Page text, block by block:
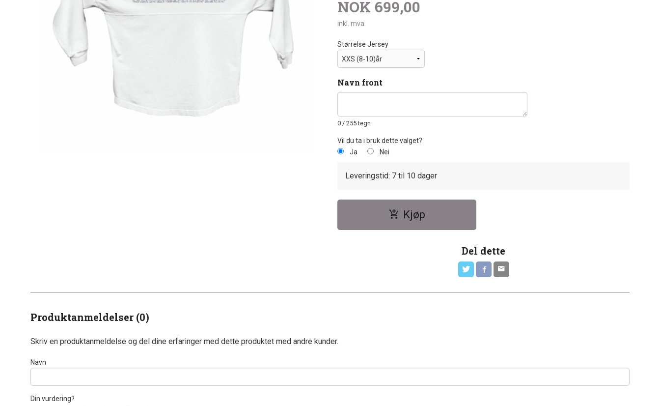
NOK 699,00
inkl. mva.
Størrelse Jersey
Navn front
0 / 255 tegn
Vil du ta i bruk dette valget?
Ja
Nei
Leveringstid: 7 til 10 dager
Kjøp
Del dette
Produktanmeldelser (0)
Skriv en produktanmeldelse og del dine erfaringer med dette produktet med andre kunder.
Navn
Din vurdering?